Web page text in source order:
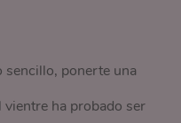
sencillo, ponerte una
vientre ha probado ser